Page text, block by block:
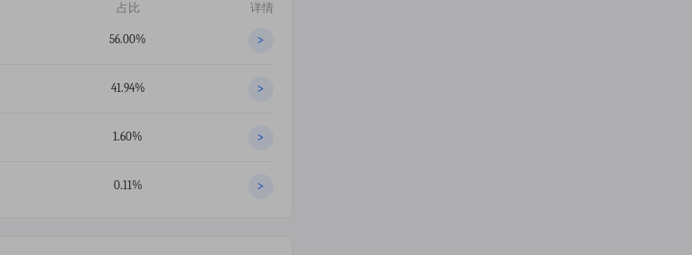
占比 详情
56.00% >
41.94% >
1.60% >
0.11% >